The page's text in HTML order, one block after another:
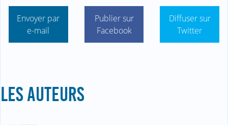
Envoyer par
e-mail
Publier sur
Facebook
Diffuser sur
Twitter
LES AUTEURS